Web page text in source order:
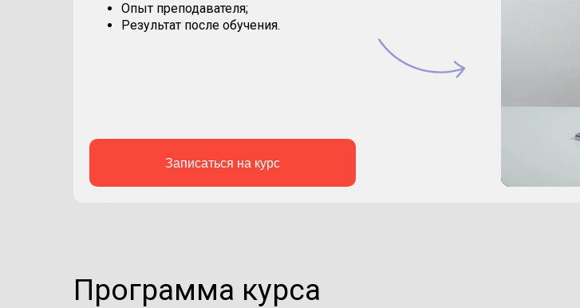
Опыт преподавателя;
Результат после обучения.
Записаться на курс
Программа курса